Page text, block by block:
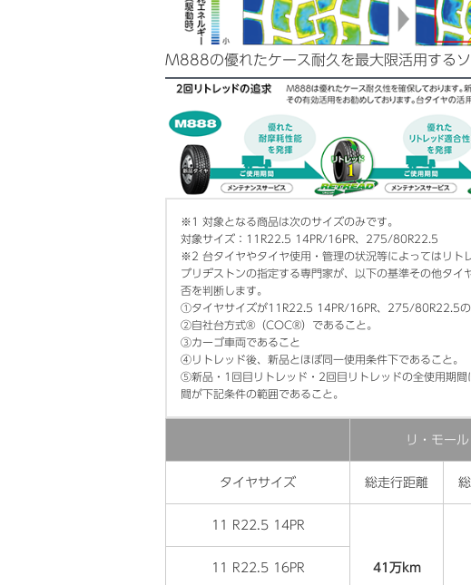
M888の優れたケース耐久を最大限活用する
※1 対象となる商品は次のサイズのみです。
対象サイズ：11R22.5 14PR/16PR、275/80R22.5
※2 台タイヤやタイヤ使用・管理の状況等によってはリト
ブリヂストンの指定する専門家が、以下の基準その他タイ
否を判断します。
①タイヤサイズが11R22.5 14PR/16PR、275/80R22.5の
②自社台方式®（COC®）であること。
③カーゴ車両であること
④リトレッド後、新品とほぼ同一使用条件下であること。
⑤新品・1回目リトレッド・2回目リトレッドの全使用期間
間が下記条件の範囲であること。
リ・モー
タイヤサイズ 総走行距離
11 R22.5 14PR
41万km
11 R22.5 16PR